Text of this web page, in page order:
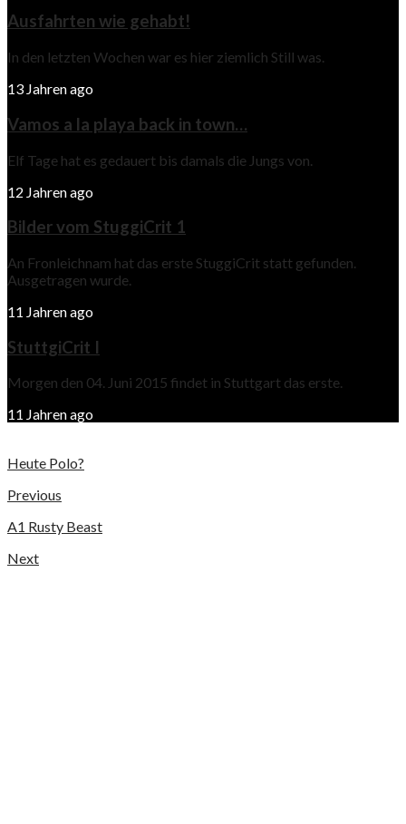
Ausfahrten wie gehabt!
In den letzten Wochen war es hier ziemlich Still was.
13 Jahren ago
Vamos a la playa back in town…
Elf Tage hat es gedauert bis damals die Jungs von.
12 Jahren ago
Bilder vom StuggiCrit 1
An Fronleichnam hat das erste StuggiCrit statt gefunden.
Ausgetragen wurde.
11 Jahren ago
StuttgiCrit I
Morgen den 04. Juni 2015 findet in Stuttgart das erste.
11 Jahren ago
Heute Polo?
Previous
A1 Rusty Beast
Next